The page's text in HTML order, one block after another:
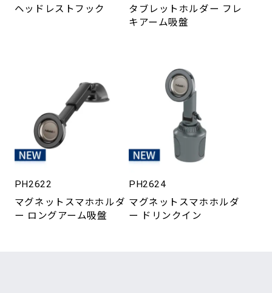
ヘッドレストフック
タブレットホルダー フレ
キアーム吸盤
PH2622
マグネットスマホホルダ
ー ロングアーム吸盤
PH2624
マグネットスマホホルダ
ー ドリンクイン